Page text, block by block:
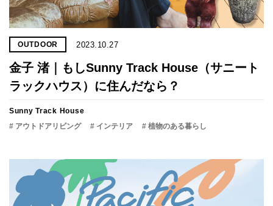
OUTDOOR 2023.10.27
金子 渚｜もしSunny Track House（サニート
ラックハウス）に住んだなら？
Sunny Track House
# アウトドアリビング
# インテリア # 植物のある暮らし